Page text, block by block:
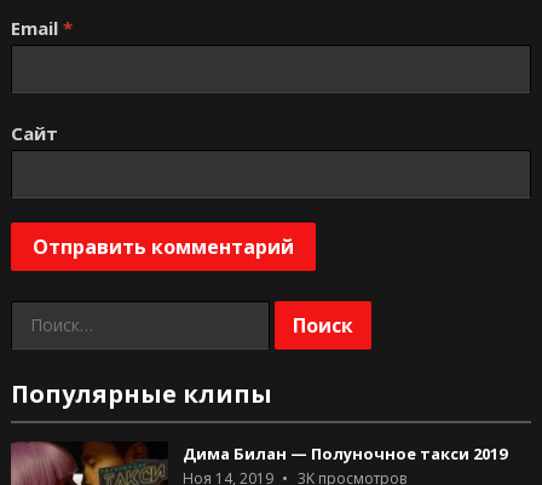
Email *
Сайт
Найти:
Популярные клипы
Дима Билан — Полуночное такси 2019
Ноя 14, 2019 3Kпросмотров